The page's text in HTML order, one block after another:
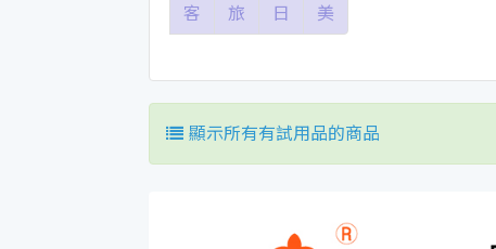
客 旅 日 美
顯示所有有試用品的商品